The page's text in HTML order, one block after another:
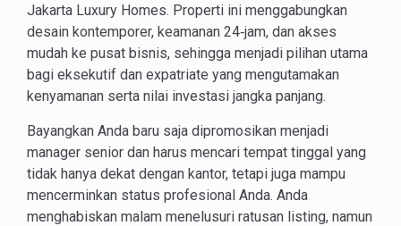
Jakarta Luxury Homes. Properti ini menggabungkan
desain kontemporer, keamanan 24‑jam, dan akses
mudah ke pusat bisnis, sehingga menjadi pilihan utama
bagi eksekutif dan expatriate yang mengutamakan
kenyamanan serta nilai investasi jangka panjang.
Bayangkan Anda baru saja dipromosikan menjadi
manager senior dan harus mencari tempat tinggal yang
tidak hanya dekat dengan kantor, tetapi juga mampu
mencerminkan status profesional Anda. Anda
menghabiskan malam menelusuri ratusan listing, namun